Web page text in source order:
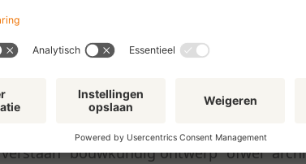
Het geschil
Atelier Pro Architekten B.V. (APA) heeft
referentie overgelegd waaruit
huisvesting brandweer) blijkt. Onder
verstaan “bouwkundig ontwerp” ofwel